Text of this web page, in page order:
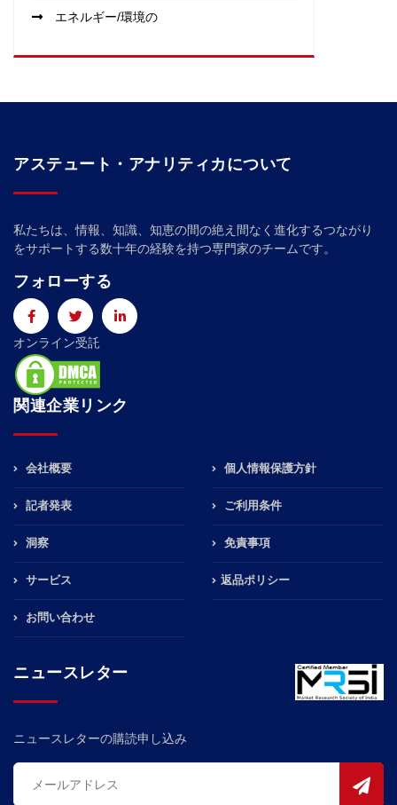
エネルギー/環境の
アステュート・アナリティカについて
私たちは、情報、知識、知恵の間の絶え間なく進化するつながり
をサポートする数十年の経験を持つ専門家のチームです。
フォローする
オンライン受託
関連企業リンク
会社概要
記者発表
洞察
サービス
お問い合わせ
個人情報保護方針
ご利用条件
免責事項
返品ポリシー
ニュースレター
ニュースレターの購読申し込み